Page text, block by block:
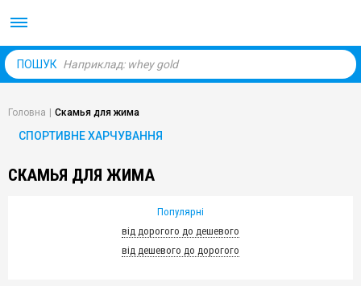
ПОШУК
Головна Скамья для жима
СПОРТИВНЕ ХАРЧУВАННЯ
СКАМЬЯ ДЛЯ ЖИМА
Популярні
від дорогого до дешевого
від дешевого до дорогого